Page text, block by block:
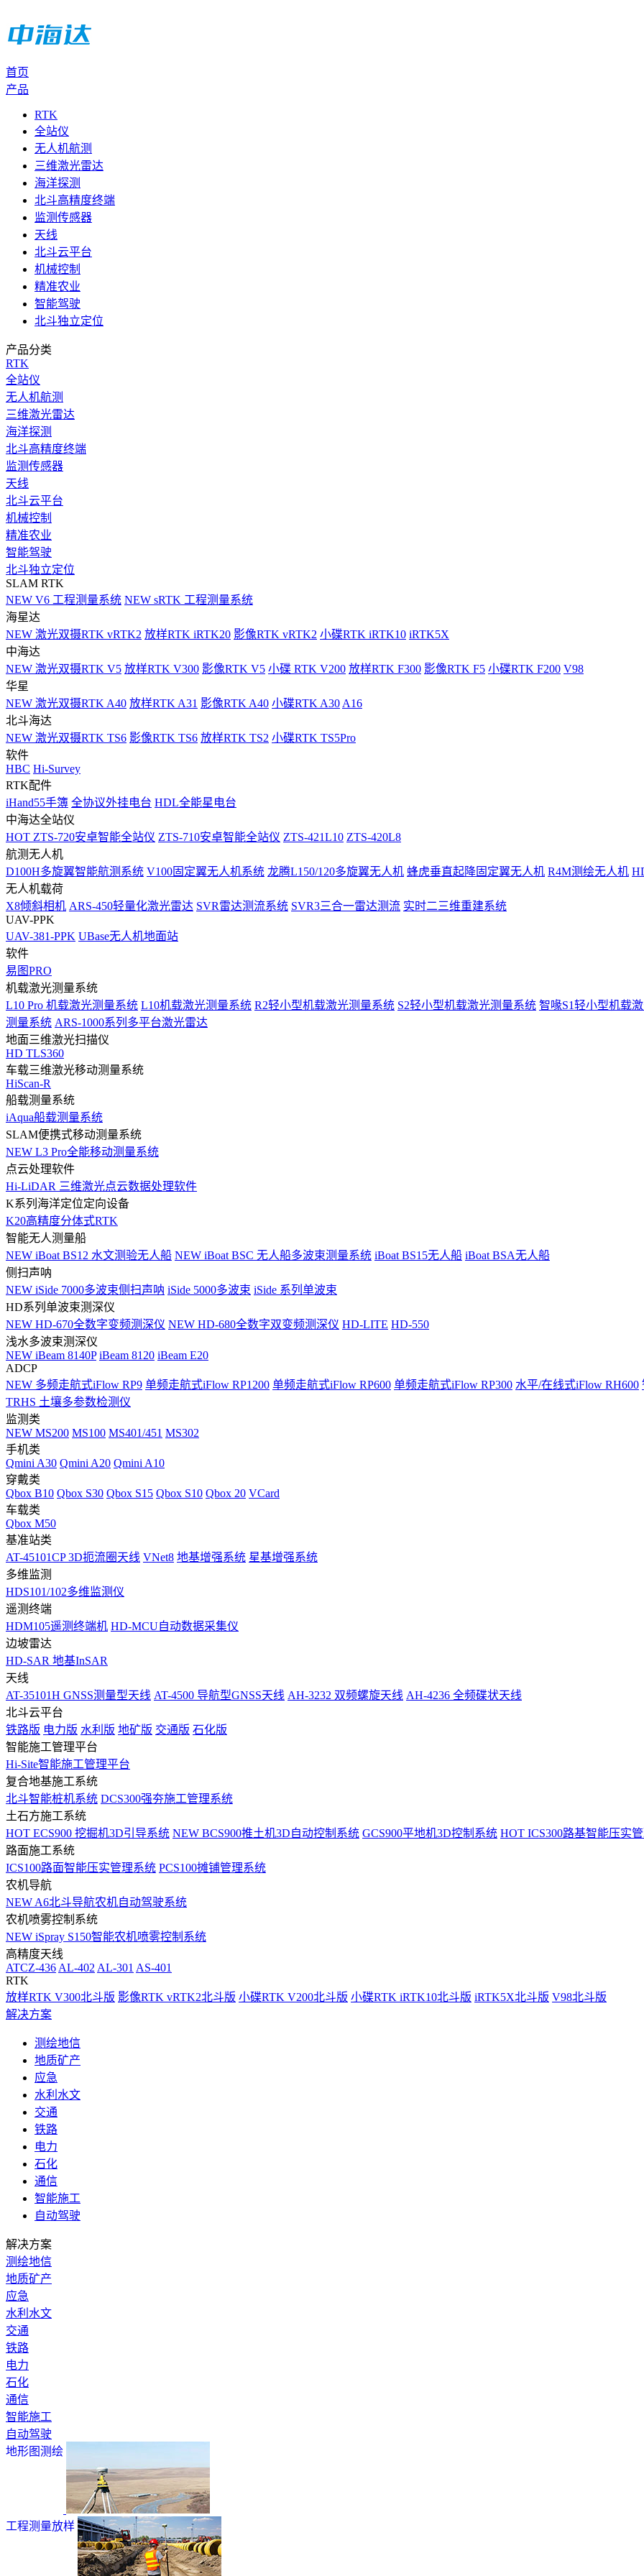
首页
产品
RTK
全站仪
无人机航测
三维激光雷达
海洋探测
北斗高精度终端
监测传感器
天线
北斗云平台
机械控制
精准农业
智能驾驶
北斗独立定位
产品分类
RTK
全站仪
无人机航测
三维激光雷达
海洋探测
北斗高精度终端
监测传感器
天线
北斗云平台
机械控制
精准农业
智能驾驶
北斗独立定位
SLAM RTK
NEW V6 工程测量系统 NEW sRTK 工程测量系统
海星达
NEW 激光双摄RTK vRTK2 放样RTK iRTK20 影像RTK vRTK2 小碟RTK iRTK10 iRTK5X
中海达
NEW 激光双摄RTK V5 放样RTK V300 影像RTK V5 小碟 RTK V200 放样RTK F300 影像RTK F5 小碟RTK F200 V98
华星
NEW 激光双摄RTK A40 放样RTK A31 影像RTK A40 小碟RTK A30 A16
北斗海达
NEW 激光双摄RTK TS6 影像RTK TS6 放样RTK TS2 小碟RTK TS5Pro
软件
HBC Hi-Survey
RTK配件
iHand55手簿 全协议外挂电台 HDL全能星电台
中海达全站仪
HOT ZTS-720安卓智能全站仪 ZTS-710安卓智能全站仪 ZTS-421L10 ZTS-420L8
航测无人机
D100H多旋翼智能航测系统 V100固定翼无人机系统 龙腾L150/120多旋翼无人机 蜂虎垂直起降固定翼无人机 R4M测绘无人机
无人机载荷
X8倾斜相机 ARS-450轻量化激光雷达 SVR雷达测流系统 SVR3三合一雷达测流 实时二三维重建系统
UAV-PPK
UAV-381-PPK UBase无人机地面站
软件
易图PRO
机载激光测量系统
L10 Pro 机载激光测量系统 L10机载激光测量系统 R2轻小型机载激光测量系统 S2轻小型机载激光测量系统 智喙S1轻小型机载
测量系统 ARS-1000系列多平台激光雷达
地面三维激光扫描仪
HD TLS360
车载三维激光移动测量系统
HiScan-R
船载测量系统
iAqua船载测量系统
SLAM便携式移动测量系统
NEW L3 Pro全能移动测量系统
点云处理软件
Hi-LiDAR 三维激光点云数据处理软件
K系列海洋定位定向设备
K20高精度分体式RTK
智能无人测量船
NEW iBoat BS12 水文测验无人船 NEW iBoat BSC 无人船多波束测量系统 iBoat BS15无人船 iBoat BSA无人船
侧扫声呐
NEW iSide 7000多波束侧扫声呐 iSide 5000多波束 iSide 系列单波束
HD系列单波束测深仪
NEW HD-670全数字变频测深仪 NEW HD-680全数字双变频测深仪 HD-LITE HD-550
浅水多波束测深仪
NEW iBeam 8140P iBeam 8120 iBeam E20
ADCP
NEW 多频走航式iFlow RP9 单频走航式iFlow RP1200 单频走航式iFlow RP600 单频走航式iFlow RP300 水平/在线式iFlow RH600
TRHS 土壤多参数检测仪
监测类
NEW MS200 MS100 MS401/451 MS302
手机类
Qmini A30 Qmini A20 Qmini A10
穿戴类
Qbox B10 Qbox S30 Qbox S15 Qbox S10 Qbox 20 VCard
车载类
Qbox M50
基准站类
AT-45101CP 3D扼流圈天线 VNet8 地基增强系统 星基增强系统
多维监测
HDS101/102多维监测仪
遥测终端
HDM105遥测终端机 HD-MCU自动数据采集仪
边坡雷达
HD-SAR 地基InSAR
天线
AT-35101H GNSS测量型天线 AT-4500 导航型GNSS天线 AH-3232 双频螺旋天线 AH-4236 全频碟状天线
北斗云平台
铁路版 电力版 水利版 地矿版 交通版 石化版
智能施工管理平台
Hi-Site智能施工管理平台
复合地基施工系统
北斗智能桩机系统 DCS300强夯施工管理系统
土石方施工系统
HOT ECS900 挖掘机3D引导系统 NEW BCS900推土机3D自动控制系统 GCS900平地机3D控制系统 HOT ICS300路基智能压实
路面施工系统
ICS100路面智能压实管理系统 PCS100摊铺管理系统
农机导航
NEW A6北斗导航农机自动驾驶系统
农机喷雾控制系统
NEW iSpray S150智能农机喷雾控制系统
高精度天线
ATCZ-436 AL-402 AL-301 AS-401
RTK
放样RTK V300北斗版 影像RTK vRTK2北斗版 小碟RTK V200北斗版 小碟RTK iRTK10北斗版 iRTK5X北斗版 V98北斗版
解决方案
测绘地信
地质矿产
应急
水利水文
交通
铁路
电力
石化
通信
智能施工
自动驾驶
解决方案
测绘地信
地质矿产
应急
水利水文
交通
铁路
电力
石化
通信
智能施工
自动驾驶
地形图测绘
工程测量放样